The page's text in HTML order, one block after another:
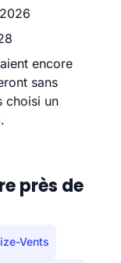
encore
sans
choisi un
près de
Vents